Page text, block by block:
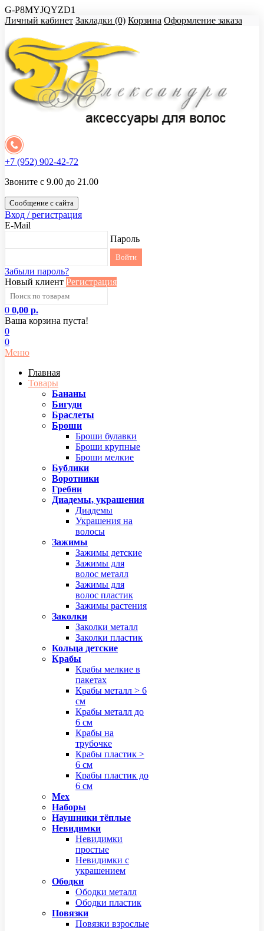
G-P8MYJQYZD1
Личный кабинет Закладки (0) Корзина Оформление заказа
+7 (952) 902-42-72
Звоните с 9.00 до 21.00
Сообщение с сайта
Вход / регистрация
E-Mail
Пароль
Забыли пароль?
Новый клиент Регистрация
0 0,00 р.
Ваша корзина пуста!
0
0
Меню
Главная
Товары
Бананы
Бигуди
Браслеты
Броши
Броши булавки
Броши крупные
Броши мелкие
Бублики
Воротники
Гребни
Диадемы, украшения
Диадемы
Украшения на
волосы
Зажимы
Зажимы детские
Зажимы для
волос металл
Зажимы для
волос пластик
Зажимы растения
Заколки
Заколки металл
Заколки пластик
Кольца детские
Крабы
Крабы мелкие в
пакетах
Крабы металл > 6
см
Крабы металл до
6 см
Крабы на
трубочке
Крабы пластик >
6 см
Крабы пластик до
6 см
Мех
Наборы
Наушники тёплые
Невидимки
Невидимки
простые
Невидимки с
украшением
Ободки
Ободки металл
Ободки пластик
Повязки
Повязки взрослые